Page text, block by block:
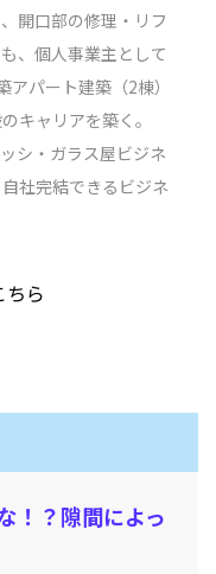
開口部の修理・リフ
、個人事業主として
パート建築（2棟）
キャリアを築く。
シ・ガラス屋ビジネ
社完結できるビジネ
ちら
！？隙間によっ